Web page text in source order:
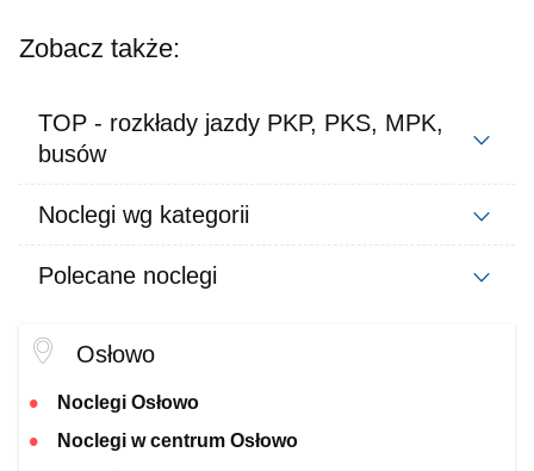
Zobacz także:
TOP - rozkłady jazdy PKP, PKS, MPK,
busów
Noclegi wg kategorii
Polecane noclegi
Osłowo
Noclegi Osłowo
Noclegi w centrum Osłowo